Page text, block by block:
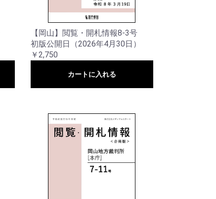
【岡山】閲覧・開札情報8-3号
初版公開日（2026年4月30日）
￥2,750
カートに入れる